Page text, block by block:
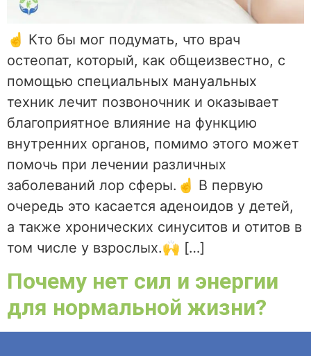
☝ Кто бы мог подумать, что врач
остеопат, который, как общеизвестно, с
помощью специальных мануальных
техник лечит позвоночник и оказывает
благоприятное влияние на функцию
внутренних органов, помимо этого может
помочь при лечении различных
заболеваний лор сферы.☝ В первую
очередь это касается аденоидов у детей,
а также хронических синуситов и отитов в
том числе у взрослых.🙌 […]
Почему нет сил и энергии
для нормальной жизни?